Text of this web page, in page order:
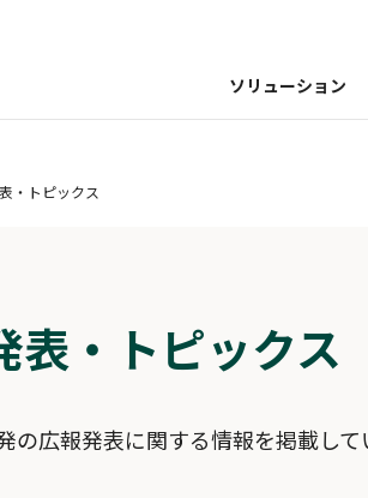
ソリューション
・トピックス
表・トピックス
の広報発表に関する情報を掲載して